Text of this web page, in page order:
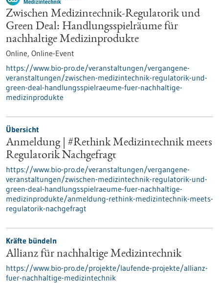
Zwischen Medizintechnik-Regulatorik und
Green Deal: Handlungsspielräume für
nachhaltige Medizinprodukte
Online, Online-Event
https://www.bio-pro.de/veranstaltungen/vergangene-
veranstaltungen/zwischen-medizintechnik-regulatorik-und-
green-deal-handlungsspielraeume-fuer-nachhaltige-
medizinprodukte
Übersicht
Anmeldung | #Rethink Medizintechnik meets
Regulatorik Nachgefragt
https://www.bio-pro.de/veranstaltungen/vergangene-
veranstaltungen/zwischen-medizintechnik-regulatorik-und-
green-deal-handlungsspielraeume-fuer-nachhaltige-
medizinprodukte/anmeldung-rethink-medizintechnik-meets-
regulatorik-nachgefragt
Kräfte bündeln
Allianz für nachhaltige Medizintechnik
https://www.bio-pro.de/projekte/laufende-projekte/allianz-
fuer-nachhaltige-medizintechnik